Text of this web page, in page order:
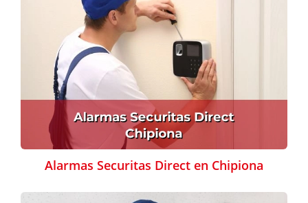
Alarmas Securitas Direct en Chipiona